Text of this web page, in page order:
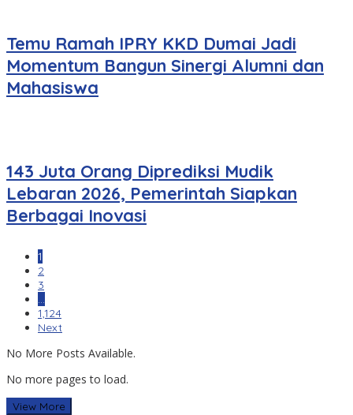
Temu Ramah IPRY KKD Dumai Jadi
Momentum Bangun Sinergi Alumni dan
Mahasiswa
143 Juta Orang Diprediksi Mudik
Lebaran 2026, Pemerintah Siapkan
Berbagai Inovasi
1
2
3
…
1,124
Next
No More Posts Available.
No more pages to load.
View More